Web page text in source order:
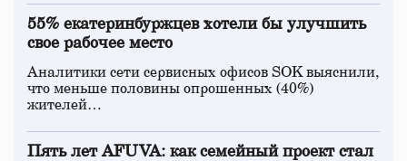
55% екатеринбуржцев хотели бы улучшить
свое рабочее место
Аналитики сети сервисных офисов SOK выяснили,
что меньше половины опрошенных (40%)
жителей…
Пять лет AFUVA: как семейный проект стал